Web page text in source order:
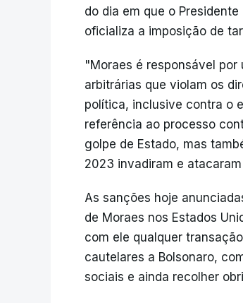
do dia em que o
oficializa a imposição de
"Moraes é responsável
arbitrárias que violam os
política, inclusive contra o
referência ao processo
golpe de Estado, mas
2023 invadiram e
As sanções hoje
de Moraes nos Estados
com ele qualquer
cautelares a Bolsonaro,
sociais e ainda recolher